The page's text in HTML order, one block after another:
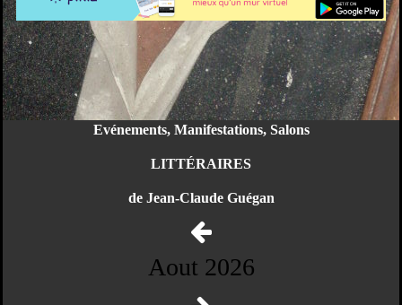
Evénements, Manifestations, Salons
LITTÉRAIRES
de Jean-Claude Guégan
Aout 2026